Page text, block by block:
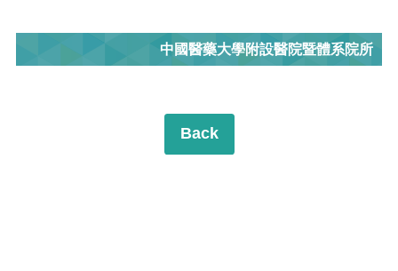
中國醫藥大學附設醫院暨體系院所
Back